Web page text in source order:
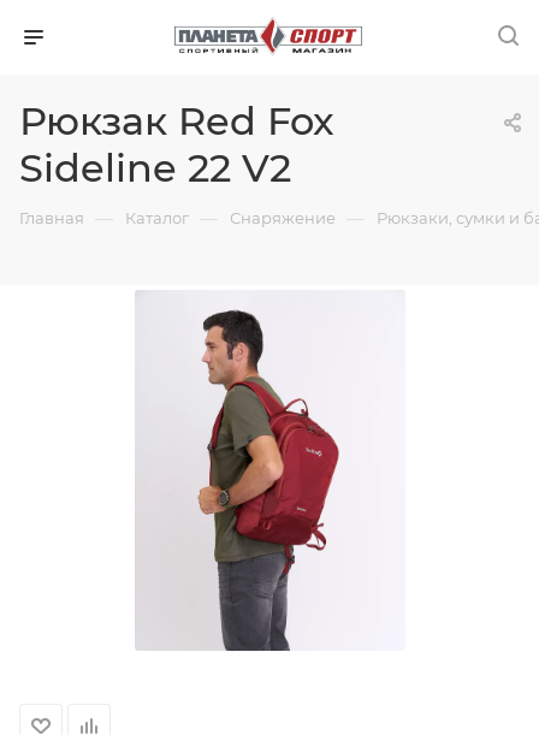
Рюкзак Red Fox
Sideline 22 V2
Главная — Каталог — Снаряжение — Рюкзаки, сумки и